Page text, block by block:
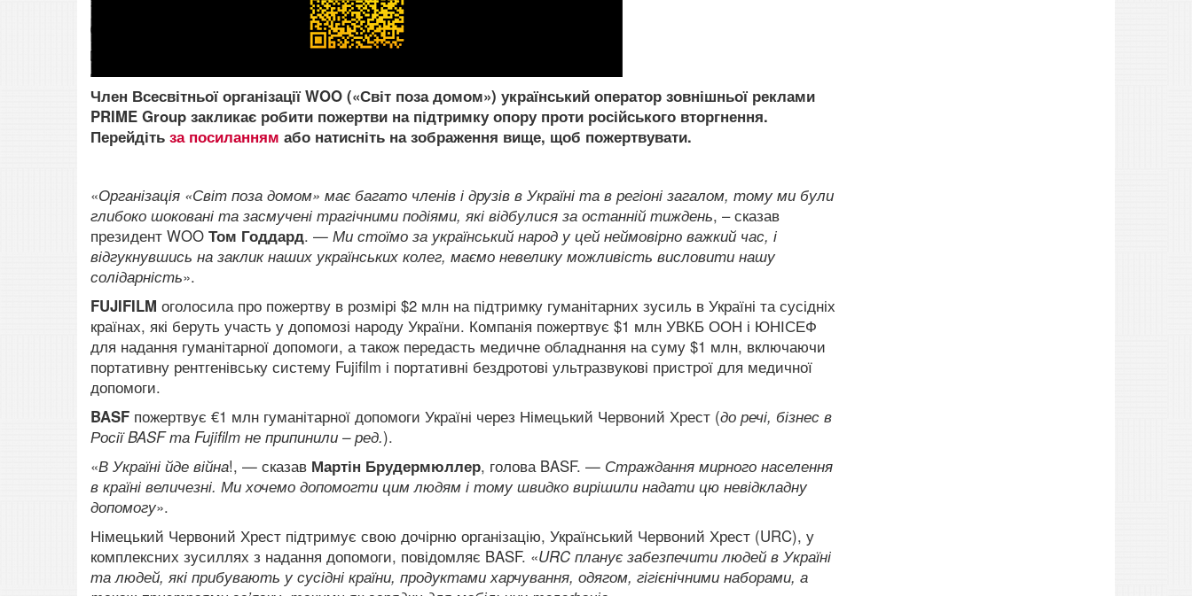
Член Всесвітньої організації WOO («Світ поза домом») український оператор зовнішньої реклами
PRIME Group закликає робити пожертви на підтримку опору проти російського вторгнення.
Перейдіть за посиланням або натисніть на зображення вище, щоб пожертвувати.
«Організація «Світ поза домом» має багато членів і друзів в Україні та в регіоні загалом, тому ми були
глибоко шоковані та засмучені трагічними подіями, які відбулися за останній тиждень, – сказав
президент WOO Том Годдард. — Ми стоїмо за український народ у цей неймовірно важкий час, і
відгукнувшись на заклик наших українських колег, маємо невелику можливість висловити нашу
солідарність».
FUJIFILM оголосила про пожертву в розмірі $2 млн на підтримку гуманітарних зусиль в Україні та сусідніх
країнах, які беруть участь у допомозі народу України. Компанія пожертвує $1 млн УВКБ ООН і ЮНІСЕФ
для надання гуманітарної допомоги, а також передасть медичне обладнання на суму $1 млн, включаючи
портативну рентгенівську систему Fujifilm і портативні бездротові ультразвукові пристрої для медичної
допомоги.
BASF пожертвує €1 млн гуманітарної допомоги Україні через Німецький Червоний Хрест (до речі, бізнес в
Росії BASF та Fujifilm не припинили – ред.).
«В Україні йде війна!, — сказав Мартін Брудермюллер, голова BASF. — Страждання мирного населення
в країні величезні. Ми хочемо допомогти цим людям і тому швидко вирішили надати цю невідкладну
допомогу».
Німецький Червоний Хрест підтримує свою дочірню організацію, Український Червоний Хрест (URC), у
комплексних зусиллях з надання допомоги, повідомляє BASF. «URC планує забезпечити людей в Україні
та людей, які прибувають у сусідні країни, продуктами харчування, одягом, гігієнічними наборами, а